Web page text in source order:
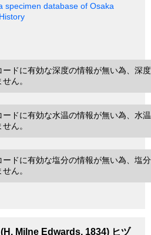
specimen database of Osaka
ードに有効な深度の情報が無い為、深
ん。
ードに有効な水温の情報が無い為、水
ん。
ードに有効な塩分の情報が無い為、塩
ん。
(H. Milne Edwards, 1834) ヒヅ